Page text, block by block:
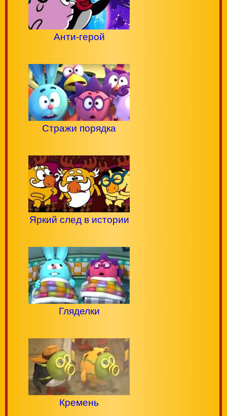
Анти-герой
Стражи порядка
Яркий след в истории
Гляделки
Кремень